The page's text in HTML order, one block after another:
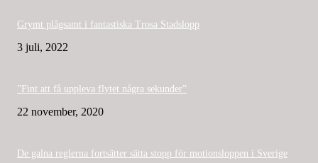
Grymt plågsamt i fantastiska Trosa Stadslopp
3 juli, 2022
”Fint att få uppleva flytet några sekunder”
22 november, 2020
De galna reglerna fortsätter sätta stopp för motionsloppen i Sverige